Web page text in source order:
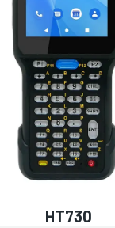
HT730